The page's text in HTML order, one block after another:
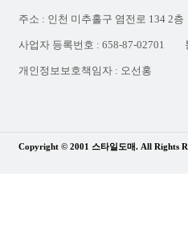
주소 : 인천 미추홀구 염전로 134 2층
사업자 등록번호 : 658-87-02701
개인정보보호책임자 : 오선홍
Copyright © 2001 스타일도매. All Rights